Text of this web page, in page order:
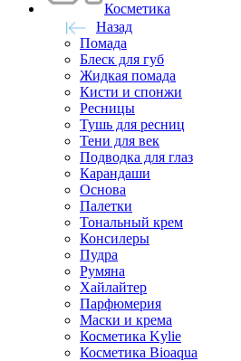
Косметика
Назад
Помада
Блеск для губ
Жидкая помада
Кисти и спонжи
Ресницы
Тушь для ресниц
Тени для век
Подводка для глаз
Карандаши
Основа
Палетки
Тональный крем
Консилеры
Пудра
Румяна
Хайлайтер
Парфюмерия
Маски и крема
Косметика Kylie
Косметика Bioaqua